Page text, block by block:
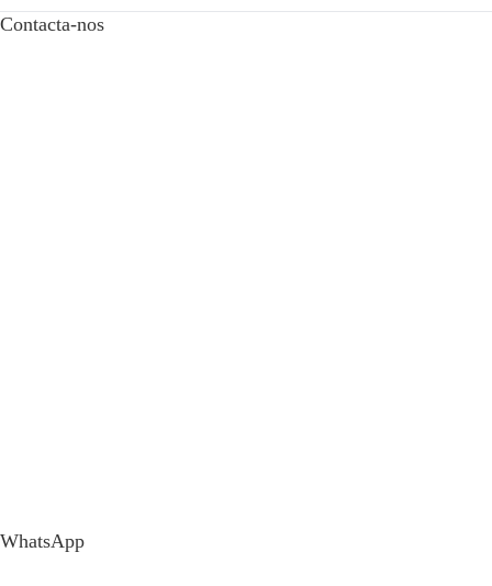
Contacta-nos
WhatsApp